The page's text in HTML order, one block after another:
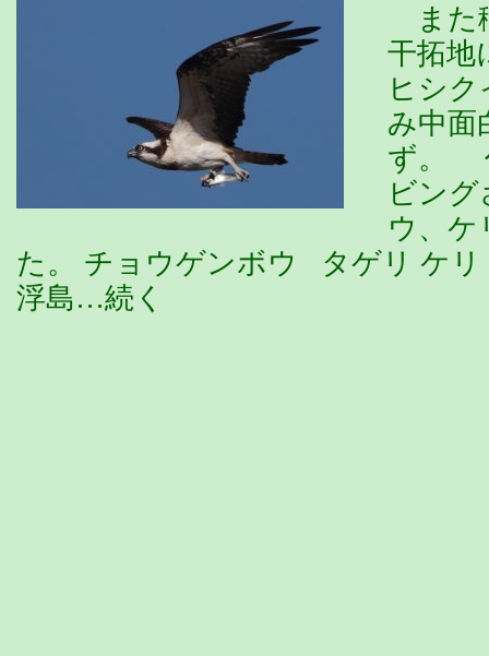
また
干拓地
ヒシ
み中面
ず。
ビン
ウ、ケ
た。 チョウゲンボウ タゲリ ケ
浮島…続く